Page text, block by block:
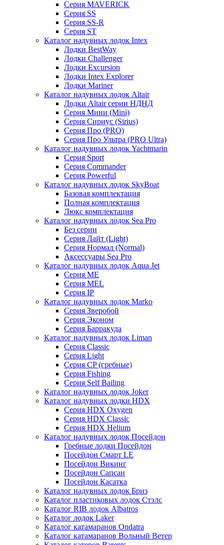
Серия MAVERICK
Серия SS
Серия SS-R
Серия ST
Каталог надувных лодок Intex
Лодки BestWay
Лодки Challenger
Лодки Excursion
Лодки Intex Explorer
Лодки Mariner
Каталог надувных лодок Altair
Лодки Altair серии НДНД
Серия Мини (Mini)
Серия Сириус (Sirius)
Серия Про (PRO)
Серия Про Ультра (PRO Ultra)
Каталог надувных лодок Yachtmarin
Серия Sport
Серия Commander
Серия Powerful
Каталог надувных лодок SkyBoat
Базовая комплектация
Полная комплектация
Люкс комплектация
Каталог надувных лодок Sea Pro
Без серии
Серия Лайт (Light)
Серия Нормал (Normal)
Аксессуары Sea Pro
Каталог надувных лодок Aqua Jet
Серия ME
Серия MEL
Серия IP
Каталог надувных лодок Marko
Серия Зверобой
Серия Эконом
Серия Барракуда
Каталог надувных лодок Liman
Серия Classic
Серия Light
Серия CP (гребные)
Серия Fishing
Серия Self Bailing
Каталог надувных лодок Joker
Каталог надувных лодки HDX
Серия HDX Oxygen
Серия HDX Classic
Серия HDX Helium
Каталог надувных лодок Посейдон
Гребные лодки Посейдон
Посейдон Смарт LE
Посейдон Викинг
Посейдон Сапсан
Посейдон Касатка
Каталог надувных лодок Бриз
Каталог пластиковых лодок Стэлс
Каталог RIB лодок Albatros
Каталог лодок Laker
Каталог катамаранов Ondatra
Каталог катамаранов Вольный Ветер